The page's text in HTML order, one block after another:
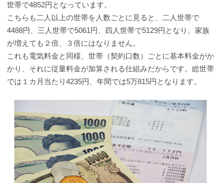
世帯で4852円となっています。
こちらも二人以上の世帯を人数ごとに見ると、二人世帯で
4488円、三人世帯で5061円、四人世帯で5129円となり、家族
が増えても２倍、３倍にはなりません。
これも電気料金と同様、世帯（契約口数）ごとに基本料金がか
かり、それに従量料金が加算される仕組みだからです。総世帯
では１カ月当たり4235円、年間では5万815円となります。